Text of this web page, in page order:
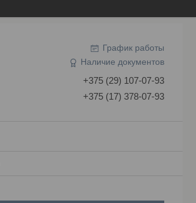
График работы
Наличие документов
+375 (29) 107-07-93
+375 (17) 378-07-93